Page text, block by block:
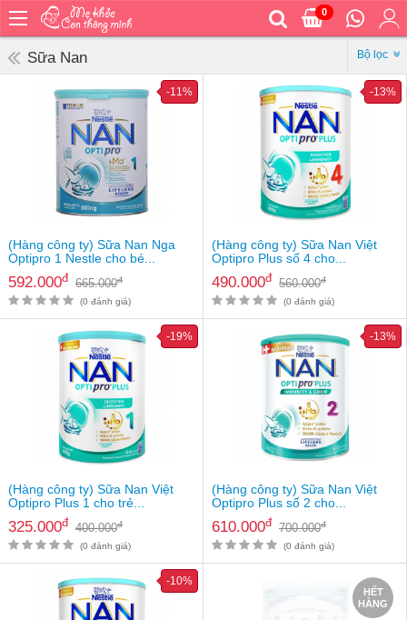
0
Bé
đi
ra
ngoài
Bé
tắm
chơi
mà
học
Sữa Nan Bộ lọc
(Hàng công ty) Sữa Nan Nga
Optipro 1 Nestle cho bé...
592.000đ 665.000đ
-11%
(0 đánh giá)
(Hàng công ty) Sữa Nan Việt
Optipro Plus số 4 cho...
490.000đ 560.000đ
-13%
(0 đánh giá)
(Hàng công ty) Sữa Nan Việt
Optipro Plus 1 cho trẻ...
325.000đ 400.000đ
-19%
(0 đánh giá)
(Hàng công ty) Sữa Nan Việt
Optipro Plus số 2 cho...
610.000đ 700.000đ
-13%
(0 đánh giá)
-10%
HẾT
HÀNG